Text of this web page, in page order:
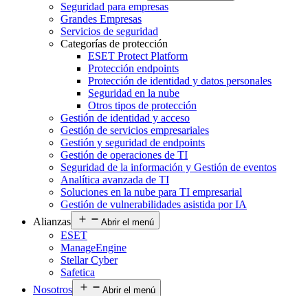
Seguridad para empresas
Grandes Empresas
Servicios de seguridad
Categorías de protección
ESET Protect Platform
Protección endpoints
Protección de identidad y datos personales
Seguridad en la nube
Otros tipos de protección
Gestión de identidad y acceso
Gestión de servicios empresariales
Gestión y seguridad de endpoints
Gestión de operaciones de TI
Seguridad de la información y Gestión de eventos
Analítica avanzada de TI
Soluciones en la nube para TI empresarial
Gestión de vulnerabilidades asistida por IA
Alianzas
Abrir el menú
ESET
ManageEngine
Stellar Cyber
Safetica
Nosotros
Abrir el menú